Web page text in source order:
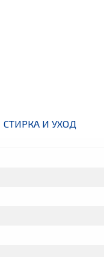
СТИРКА И УХОД